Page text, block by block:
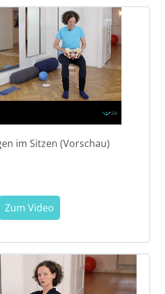
im Sitzen (Vorschau)